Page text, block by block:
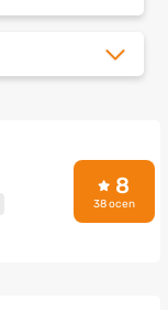
8
38 ocen